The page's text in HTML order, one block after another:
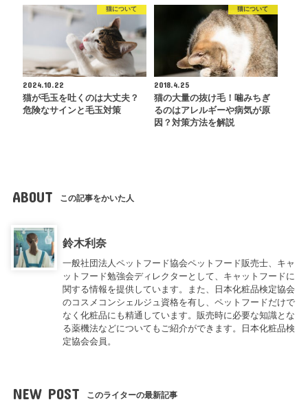
猫について
2024.10.22
猫が毛玉を吐くのは大丈夫？
危険なサインと毛玉対策
猫について
2018.4.25
猫の大量の抜け毛！噛みちぎ
るのはアレルギーや病気が原
因？対策方法を解説
ABOUT この記事をかいた人
鈴木利奈
一般社団法人ペットフード協会ペットフード販売士、キャ
ットフード勉強会ディレクターとして、キャットフードに
関する情報を提供しています。また、日本化粧品検定協会
のコスメコンシェルジュ資格を有し、ペットフードだけで
なく化粧品にも精通しています。販売時に必要な知識とな
る薬機法などについてもご紹介ができます。日本化粧品検
定協会会員。
NEW POST このライターの最新記事